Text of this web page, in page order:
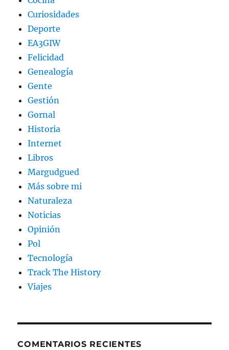
Curiosidades
Deporte
EA3GIW
Felicidad
Genealogía
Gente
Gestión
Gornal
Historia
Internet
Libros
Margudgued
Más sobre mi
Naturaleza
Noticias
Opinión
Pol
Tecnología
Track The History
Viajes
COMENTARIOS RECIENTES